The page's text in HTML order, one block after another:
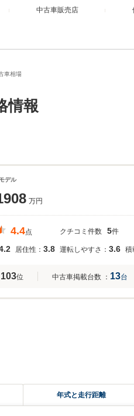
中古車販売店
車相場
情報
デル
万円
4.4点 クチコミ件数 5件
居住性： 3.8 運転しやすさ： 3.6 積
103位 中古車掲載台数 ： 13台
年式と走行距離